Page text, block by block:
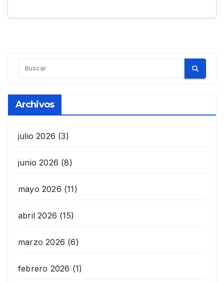
Archivos
julio 2026 (3)
junio 2026 (8)
mayo 2026 (11)
abril 2026 (15)
marzo 2026 (6)
febrero 2026 (1)